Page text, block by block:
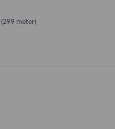
(299 meter)